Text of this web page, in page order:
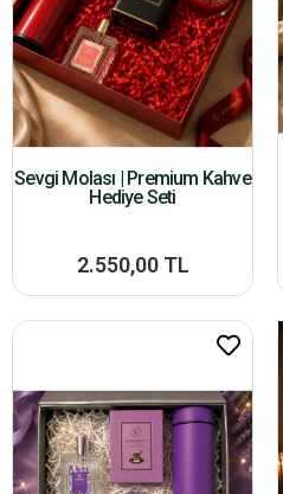
Sevgi Molası | Premium Kahve
Hediye Seti
2.550,00 TL